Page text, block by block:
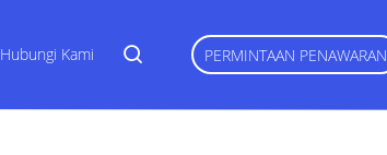
Hubungi Kami PERMINTAAN PENAWARAN